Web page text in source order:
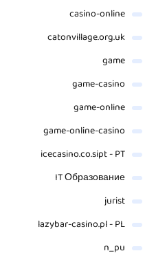
casino-online
catonvillage.org.uk
game
game-casino
game-online
game-online-casino
icecasino.co.sipt - PT
IT Образование
jurist
lazybar-casino.pl - PL
n_pu